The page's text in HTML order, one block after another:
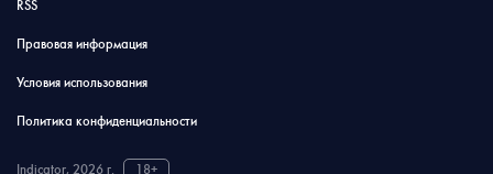
RSS
Правовая информация
Условия использования
Политика конфиденциальности
Indicator, 2026 г. 18+